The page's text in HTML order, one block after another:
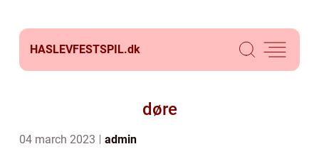
HASLEVFESTSPIL.dk
døre
04 march 2023 admin